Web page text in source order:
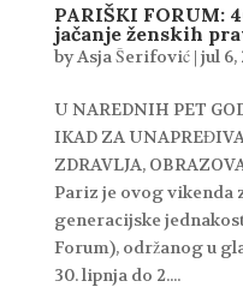
PARIŠKI FORUM:
jačanje ženskih
byAsja Šerifović| jul 6,
U NAREDNIH PET
IKAD ZA
ZDRAVLJA,
Pariz je ovog vikenda
generacijske
Forum), održanog u
30. lipnja do 2....